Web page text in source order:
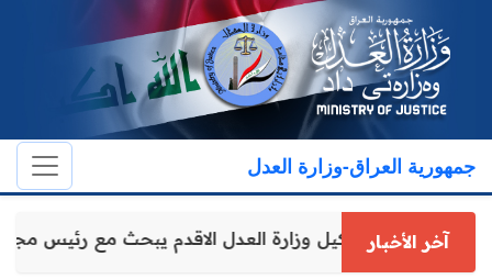
جمهورية العراق-وزارة العدل
آخر الأخبار وكيل وزارة العدل الاقدم يبحث مع رئيس